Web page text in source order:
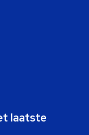
laatste